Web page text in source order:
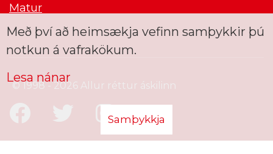
Matur
© 1998 - 2026 Allur réttur áskilinn
Með því að heimsækja vefinn samþykkir þú
notkun á vafrakökum.
Lesa nánar
Samþykkja